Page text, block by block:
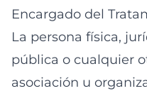
Encargado del
La persona física,
pública o cualquier
asociación u